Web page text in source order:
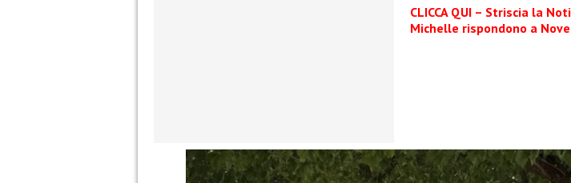
CLICCA QUI – Striscia la
Michelle rispondono a